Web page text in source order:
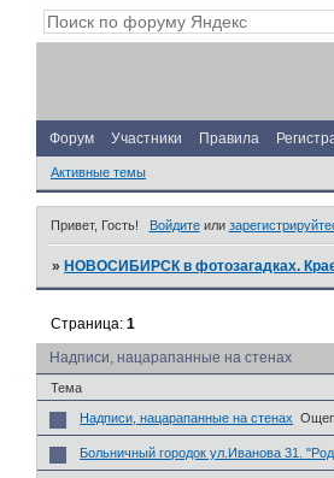
Форум Участники Правила
Активные темы
Привет, Гость! Войдитеили
»НОВОСИБИРСК в фотозагадках.
Надписи, нацарапанные на стенах
Страница:1
Тема
Надписи, нацарапанные на стенах
Больничный городок ул.Иванова 31.